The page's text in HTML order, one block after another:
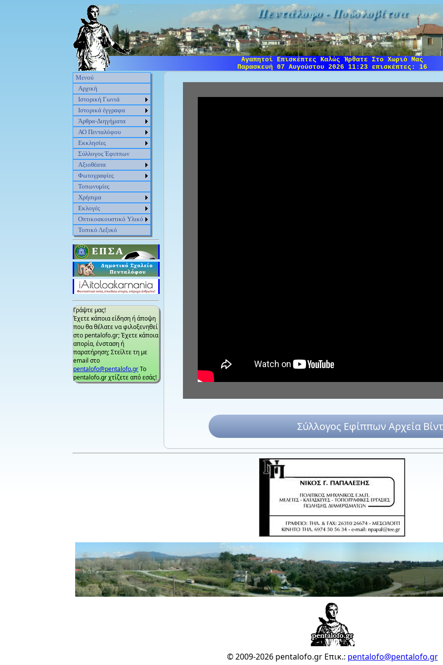
Πεντάλοφο - Ποδολοβίτσα
Αγαπητοί Επισκέπτες Καλώς Ήρθατε Στο Χωριό Μας
Παρασκευή 07 Αυγούστου 2026 11:23 επισκέπτες: 16
Μενού
Αρχική
Ιστορική Γωνιά
Ιστορικά έγγραφα
Άρθρα-Διηγήματα
ΑΟ Πενταλόφου
Εκκλησίες
Σύλλογος Έφιππων
Αξιοθέατα
Φωτογραφίες
Τοπωνυμίες
Χρήσιμα
Εκλογές
Οπτικοακουστικό Υλικό
Τοπικό Λεξικό
Γράψτε μας!
Έχετε κάποια είδηση ή άποψη
που θα θέλατε να φιλοξενηθεί
στο pentalofo.gr; Έχετε κάποια
απορία, ένσταση ή
παρατήρηση; Στείλτε τη με
email στο
pentalofo@pentalofo.grΤο
pentalofo.gr χτίζετε από εσάς!
Σύλλογος Εφίππων Αρχεία
© 2009-2026 pentalofo.gr Επικ.: pentalofo@pentalofo.gr